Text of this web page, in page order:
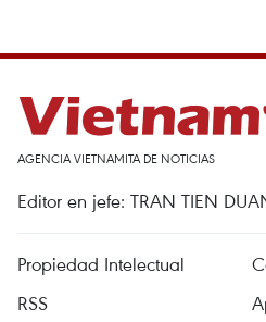
AGENCIA VIETNAMITA DE NOTICIAS
Editor en jefe: TRAN TIEN
Propiedad Intelectual
RSS